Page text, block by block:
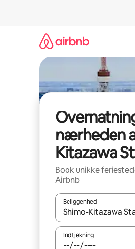
nærheden
Kitazawa
Book unikke
Airbnb
Beliggenhed
Når resultaterne er
Indtjekning